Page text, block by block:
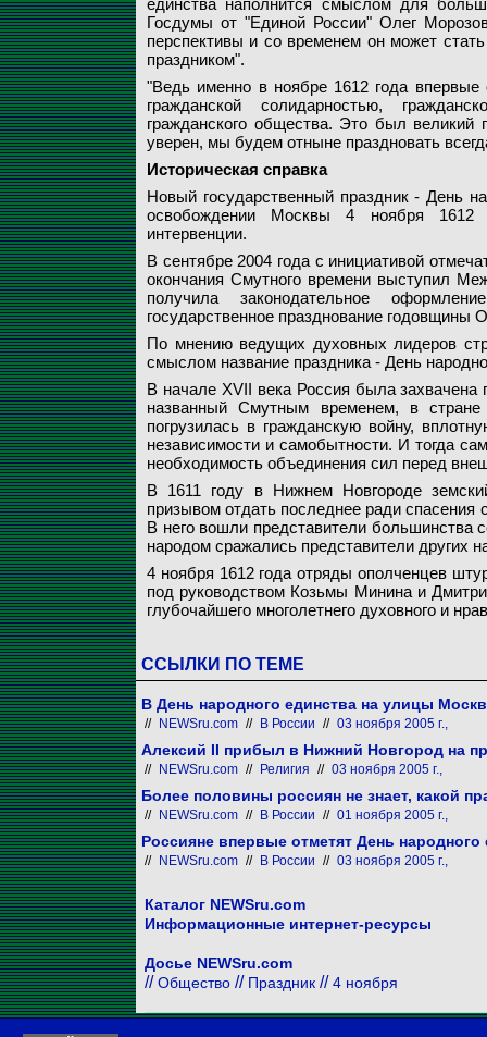
единства наполнится смыслом для
Госдумы от "Единой России" Олег
перспективы и со временем он может
праздником".
"Ведь именно в ноябре 1612 года
гражданской солидарностью,
гражданского общества. Это был
уверен, мы будем отныне праздновать
Историческая справка
Новый государственный праздник - День
освобождении Москвы 4 ноября 1612
интервенции.
В сентябре 2004 года с инициативой
окончания Смутного времени выступил
получила законодательное
государственное празднование годовщины
По мнению ведущих духовных лидеров
смыслом название праздника - День
В начале XVII века Россия была захвачена
названный Смутным временем, в стране
погрузилась в гражданскую войну,
независимости и самобытности. И тогда
необходимость объединения сил перед
В 1611 году в Нижнем Новгороде
призывом отдать последнее ради спасения
В него вошли представители большинства
народом сражались представители других
4 ноября 1612 года отряды ополченцев
под руководством Козьмы Минина и
глубочайшего многолетнего духовного и
ССЫЛКИ ПО ТЕМЕ
В День народного единства на улицы
// NEWSru.com // В России // 03 ноября 2005 г.,
Алексий II прибыл в Нижний Новгород на
// NEWSru.com // Религия // 03 ноября 2005 г.,
Более половины россиян не знает, какой
// NEWSru.com // В России // 01 ноября 2005 г.,
Россияне впервые отметят День народного
// NEWSru.com // В России // 03 ноября 2005 г.,
Каталог NEWSru.com
Информационные интернет-ресурсы
Досье NEWSru.com
//Общество // Праздник //4 ноября